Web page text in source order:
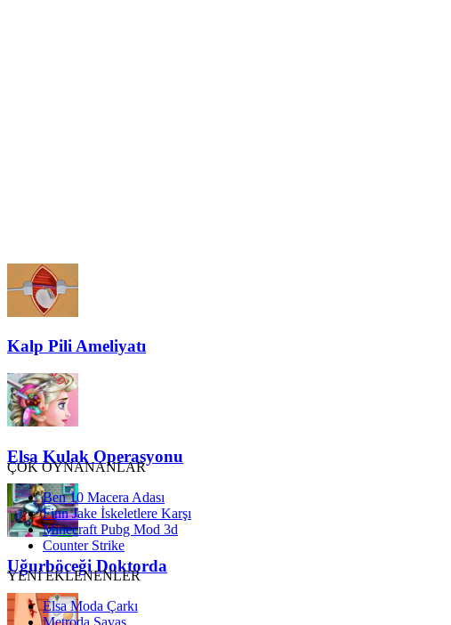
Kalp Pili Ameliyatı
Elsa Kulak Operasyonu
Uğurböceği Doktorda
ÇOK OYNANANLAR
Ben 10 Macera Adası
Finn Jake İskeletlere Karşı
Minecraft Pubg Mod 3d
Counter Strike
YENİ EKLENENLER
Elsa Moda Çarkı
Metroda Savaş